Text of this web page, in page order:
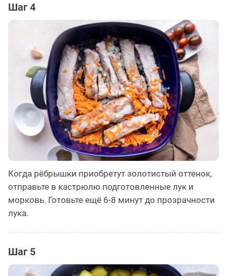
Шаг 4
Когда рёбрышки приобретут золотистый оттенок,
отправьте в кастрюлю подготовленные лук и
морковь. Готовьте ещё 6-8 минут до прозрачности
лука.
Шаг 5